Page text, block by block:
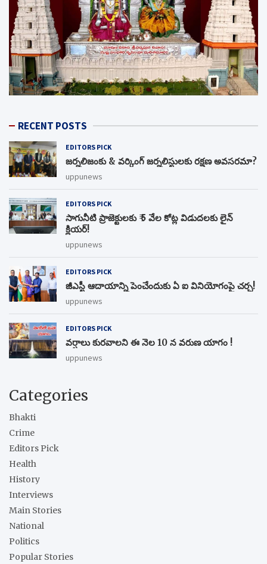
RECENT POSTS
EDITORS PICK
జర్నలిజంకు & వర్కింగ్ జర్నలిస్టులకు రక్షణ అవసరమా?
uppunews
EDITORS PICK
సాగునీటి ప్రాజెక్టులకు ₹ 5 వేల కోట్ల విడుదలకు లైన్
క్లియర్!
uppunews
EDITORS PICK
జీఎస్టీ ఆదాయాన్ని పెంచేందుకు ఏ ఐ వినియోగంపై చర్చ!
uppunews
EDITORS PICK
వర్షాలు కురవాలని ఈ నెల 10 న వరుణ యాగం !
uppunews
Categories
Bhakti
Crime
Editors Pick
Health
History
Interviews
Main Stories
National
Politics
Popular Stories